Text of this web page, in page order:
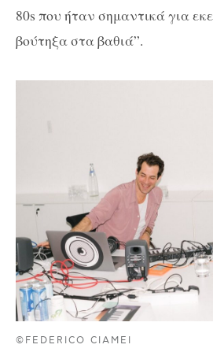
80s που ήταν σημαντικά για
βούτηξα στα βαθιά”.
©FEDERICO CIAMEI